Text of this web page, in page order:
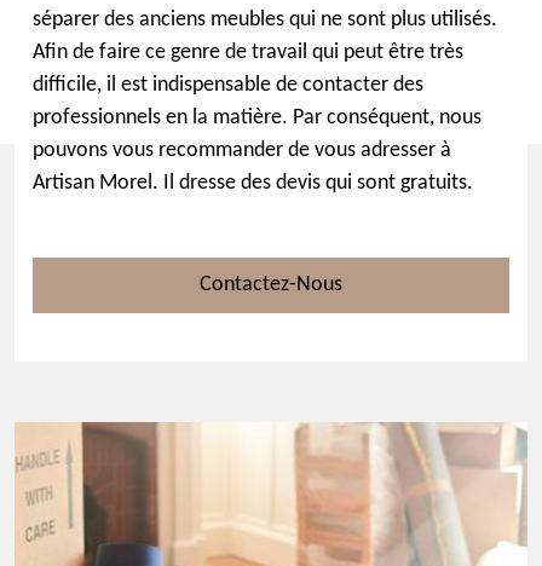
séparer des anciens meubles qui ne sont plus utilisés.
Afin de faire ce genre de travail qui peut être très
difficile, il est indispensable de contacter des
professionnels en la matière. Par conséquent, nous
pouvons vous recommander de vous adresser à
Artisan Morel. Il dresse des devis qui sont gratuits.
Contactez-Nous